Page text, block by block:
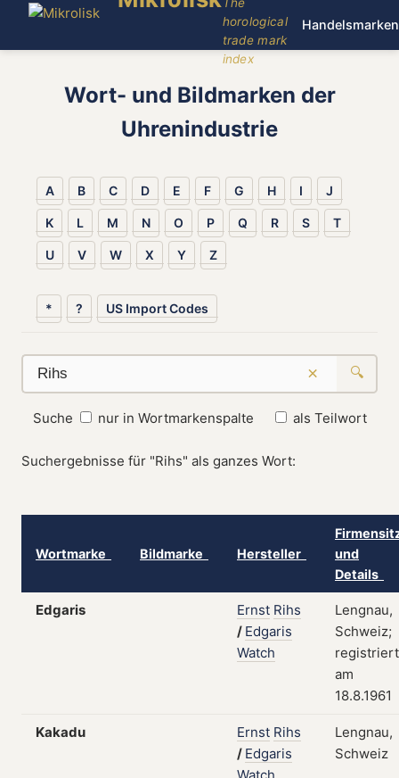
horological
trade mark
index
Handelsmarken
Wort- und Bildmarken der
Uhrenindustrie
A B C D E F G H I J
K L M N O P Q R S T
U V W X Y Z
* ? US Import Codes
× 🔍
Suche nur in Wortmarkenspalte als Teilwort
Suchergebnisse für "Rihs" als ganzes Wort:
Wortmarke Bildmarke Hersteller
und
Details
Edgaris Ernst Rihs
/ Edgaris
Watch
Lengnau,
Schweiz;
registriert
am
18.8.1961
Kakadu Ernst Rihs
/ Edgaris
Lengnau,
Schweiz